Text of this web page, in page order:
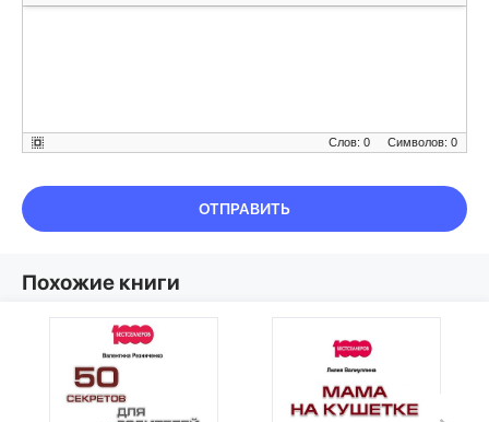
Символов: 0
Слов: 0
ОТПРАВИТЬ
Похожие книги